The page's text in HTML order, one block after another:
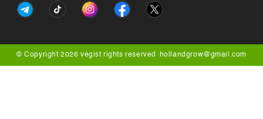
© Copyright 2026 vegist rights reserved hollandgrow@gmail.com